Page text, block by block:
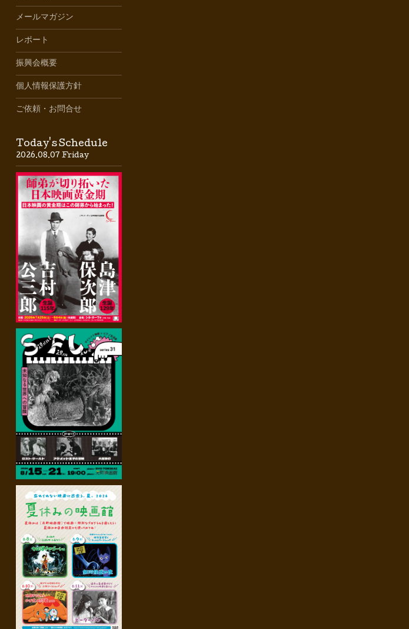
メールマガジン
レポート
振興会概要
個人情報保護方針
ご依頼・お問合せ
Today's Schedule
2026.08.07 Friday